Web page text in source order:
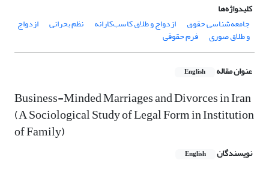
کلیدواژه‌ها
جامعه‌شناسی حقوق
ازدواج و طلاق کاسب‌کارانه نظم بحرانی ازدواج
و طلاق صوری فرم حقوقی
عنوان مقاله English
Business-Minded Marriages and Divorces in Iran
(A Sociological Study of Legal Form in Institution
of Family)
نویسندگان English